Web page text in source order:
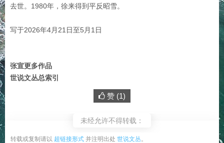
去世。1980年，徐来得到平反昭雪。
写于2026年4月21日至5月1日
张宣更多作品
世说文丛总索引
赞 (1)
未经允许不得转载：
转载或复制请以 超链接形式 并注明出处 世说文丛。